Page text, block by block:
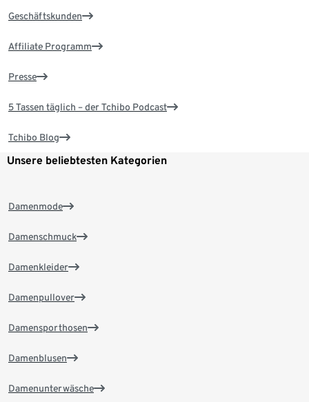
Geschäftskunden
Affiliate Programm
Presse
5 Tassen täglich – der Tchibo Podcast
Tchibo Blog
Unsere beliebtesten Kategorien
Damenmode
Damenschmuck
Damenkleider
Damenpullover
Damensporthosen
Damenblusen
Damenunterwäsche